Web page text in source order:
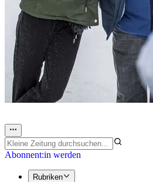
Abonnent:in werden
Rubriken